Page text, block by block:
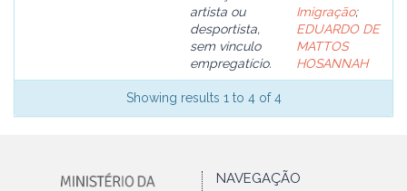
artista ou
desportista,
sem vinculo
empregatício.
Imigração;
EDUARDO DE
MATTOS
HOSANNAH
Showing results 1 to 4 of 4
NAVEGAÇÃO